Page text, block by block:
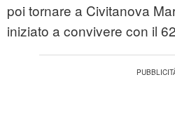
poi tornare a Civitanova
iniziato a convivere con il